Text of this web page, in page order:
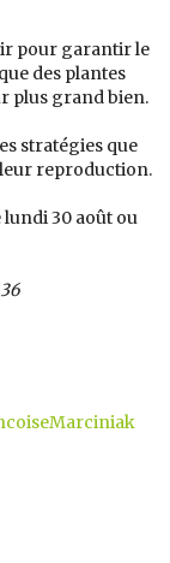
pour garantir le
des plantes
plus grand bien.
stratégies que
reproduction.
lundi 30 août ou